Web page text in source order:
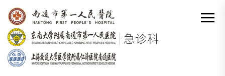
网站首页 - 科室动态详情
分类出来 